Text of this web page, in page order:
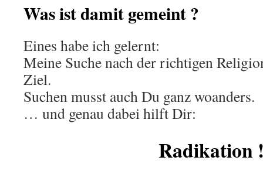
Was ist damit gemeint ?
Eines habe ich gelernt:
Meine Suche nach der richtigen
Ziel.
Suchen musst auch Du ganz woanders.
… und genau dabei hilft Dir:
Radikation